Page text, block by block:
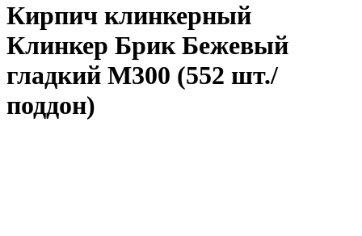
Кирпич клинкерный
Клинкер Брик Бежевый
гладкий М300 (552 шт./
поддон)